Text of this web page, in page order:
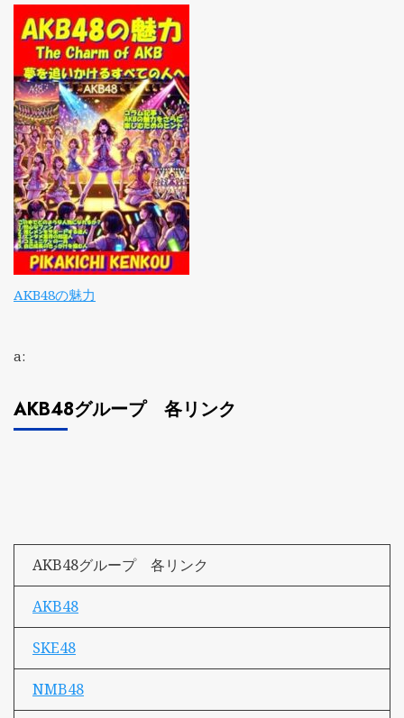
AKB48の魅力
a:
AKB48グループ 各リンク
AKB48グループ 各リンク
AKB48
SKE48
NMB48